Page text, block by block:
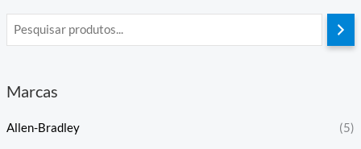
Marcas
Allen-Bradley (5)